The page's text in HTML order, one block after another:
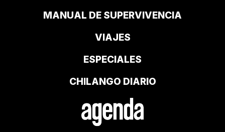
MANUAL DE SUPERVIVENCIA
VIAJES
ESPECIALES
CHILANGO DIARIO